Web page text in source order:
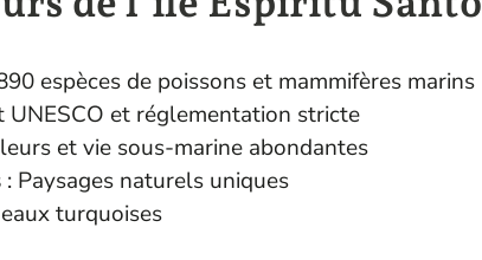
espèces de poissons et mammifères marins
UNESCO et réglementation stricte
et vie sous-marine abondantes
: Paysages naturels uniques
turquoises